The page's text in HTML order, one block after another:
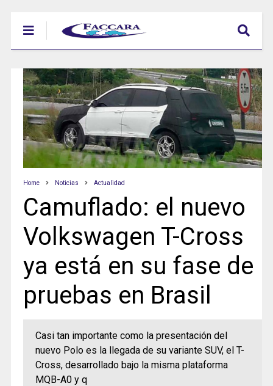
Home Noticias Actualidad
Camuflado: el nuevo
Volkswagen T-Cross
ya está en su fase de
pruebas en Brasil
Casi tan importante como la presentación del
nuevo Polo es la llegada de su variante SUV, el T-
Cross, desarrollado bajo la misma plataforma
MQB-A0 y q